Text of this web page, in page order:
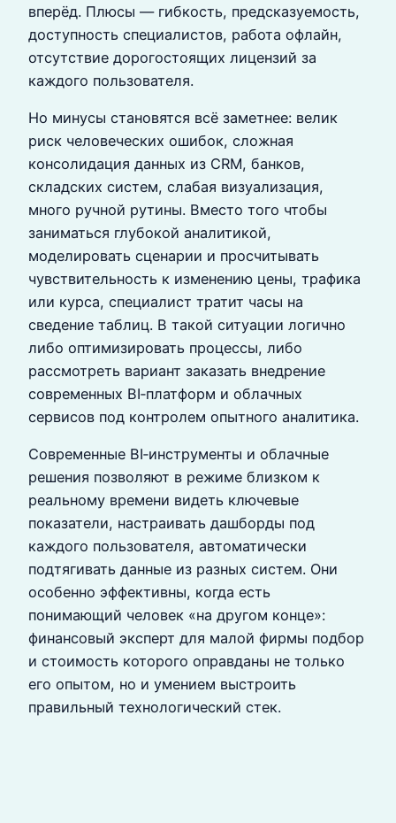
вперёд. Плюсы — гибкость, предсказуемость,
доступность специалистов, работа офлайн,
отсутствие дорогостоящих лицензий за
каждого пользователя.
Но минусы становятся всё заметнее: велик
риск человеческих ошибок, сложная
консолидация данных из CRM, банков,
складских систем, слабая визуализация,
много ручной рутины. Вместо того чтобы
заниматься глубокой аналитикой,
моделировать сценарии и просчитывать
чувствительность к изменению цены, трафика
или курса, специалист тратит часы на
сведение таблиц. В такой ситуации логично
либо оптимизировать процессы, либо
рассмотреть вариант заказать внедрение
современных BI‑платформ и облачных
сервисов под контролем опытного аналитика.
Современные BI‑инструменты и облачные
решения позволяют в режиме близком к
реальному времени видеть ключевые
показатели, настраивать дашборды под
каждого пользователя, автоматически
подтягивать данные из разных систем. Они
особенно эффективны, когда есть
понимающий человек «на другом конце»:
финансовый эксперт для малой фирмы подбор
и стоимость которого оправданы не только
его опытом, но и умением выстроить
правильный технологический стек.